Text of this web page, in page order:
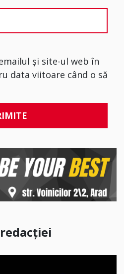
și site-ul web în
data viitoare când o să